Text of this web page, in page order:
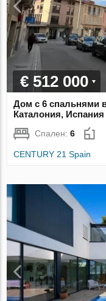
€ 512 000
Дом с 6 спальнями
Каталония,
Спален:6
CENTURY 21 Spain